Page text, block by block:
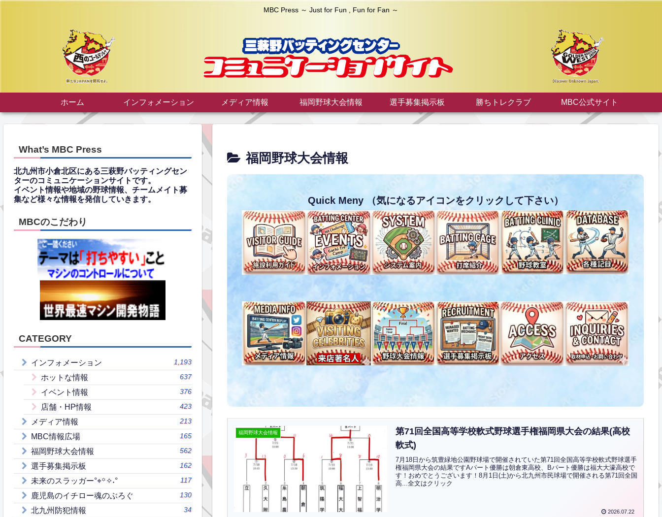
MBC Press ～ Just for Fun , Fun for Fan ～
ホーム インフォメーション メディア情報 福岡野球大会情報 選手募集掲示板 勝ちトレクラブ MBC公式サイト
福岡野球大会情報
Quick Meny （気になるアイコンをクリックして下さい）
福岡野球大会情報
第71回全国高等学校軟式野球選手権福岡県大会の結果(高校
軟式)
7月18日から筑豊緑地公園野球場で開催されていた第71回全国高等学校軟式野球選手
権福岡県大会の結果ですAパート優勝は朝倉東高校、Bパート優勝は福大大濠高校で
す！おめでとうございます！8月1日(土)から北九州市民球場で開催される第71回全国
高...全文はクリック
2026.07.22
What’s MBC Press
北九州市小倉北区にある三萩野バッティングセン
ターのコミュニケーションサイトです。
イベント情報や地域の野球情報、チームメイト募
集など様々な情報を発信していきます。
MBCのこだわり
CATEGORY
インフォメーション 1,193
ホットな情報 637
イベント情報 376
店舗・HP情報 423
メディア情報 213
MBC情報広場 165
福岡野球大会情報 562
選手募集掲示板 162
未来のスラッガー°⌖꙳✧˖° 117
鹿児島のイチロー魂のぶろぐ 130
北九州防犯情報 34